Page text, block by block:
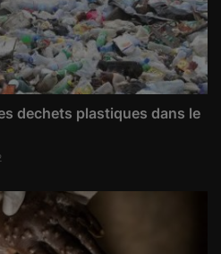
dechets plastiques dans le